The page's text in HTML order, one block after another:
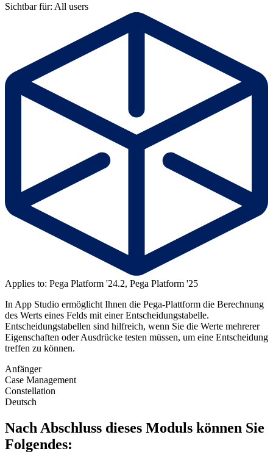
Sichtbar für: All users
Applies to: Pega Platform '24.2, Pega Platform '25
In App Studio ermöglicht Ihnen die Pega-Plattform die Berechnung
des Werts eines Felds mit einer Entscheidungstabelle.
Entscheidungstabellen sind hilfreich, wenn Sie die Werte mehrerer
Eigenschaften oder Ausdrücke testen müssen, um eine Entscheidung
treffen zu können.
Anfänger
Case Management
Constellation
Deutsch
Nach Abschluss dieses Moduls können Sie
Folgendes: